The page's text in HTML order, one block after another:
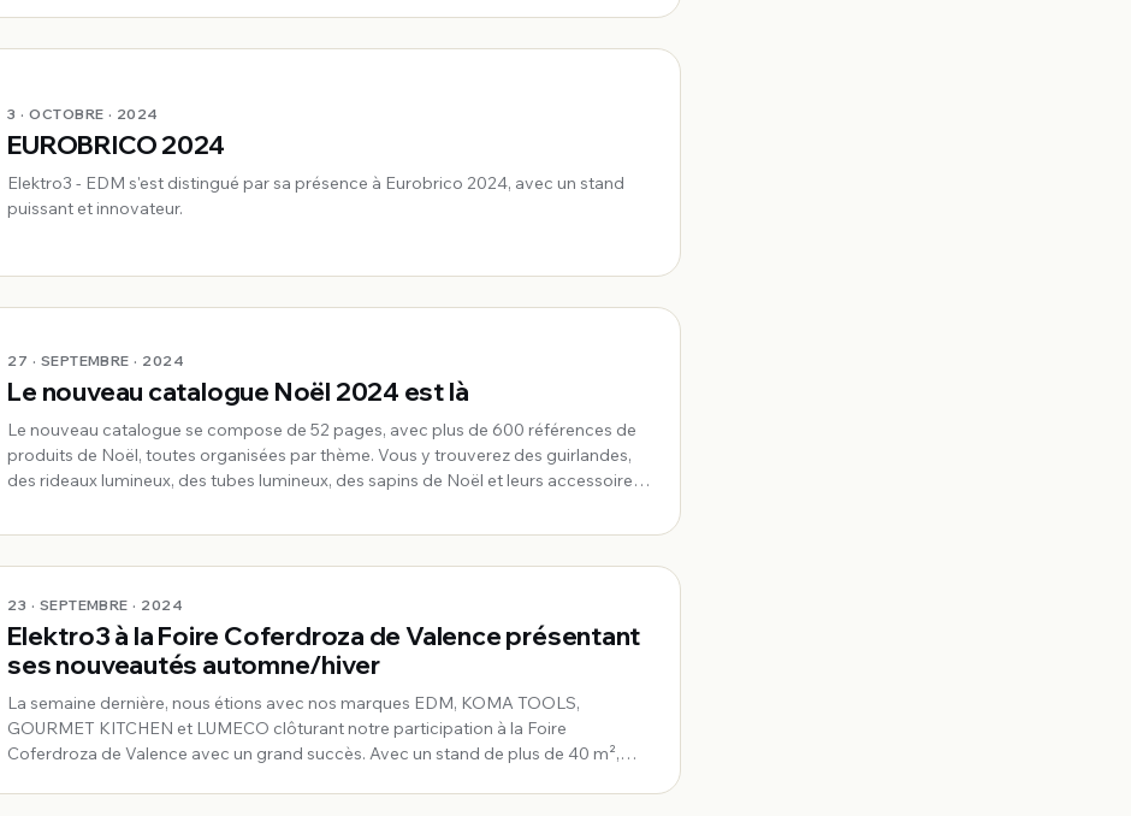
3 · OCTOBRE · 2024
EUROBRICO 2024
Elektro3 - EDM s'est distingué par sa présence à Eurobrico 2024, avec un stand
puissant et innovateur.
27 · SEPTEMBRE · 2024
Le nouveau catalogue Noël 2024 est là
Le nouveau catalogue se compose de 52 pages, avec plus de 600 références de
produits de Noël, toutes organisées par thème. Vous y trouverez des guirlandes,
des rideaux lumineux, des tubes lumineux, des sapins de Noël et leurs accessoires,
23 · SEPTEMBRE · 2024
Elektro3 à la Foire Coferdroza de Valence présentant
ses nouveautés automne/hiver
La semaine dernière, nous étions avec nos marques EDM, KOMA TOOLS,
GOURMET KITCHEN et LUMECO clôturant notre participation à la Foire
Coferdroza de Valence avec un grand succès. Avec un stand de plus de 40 m²,